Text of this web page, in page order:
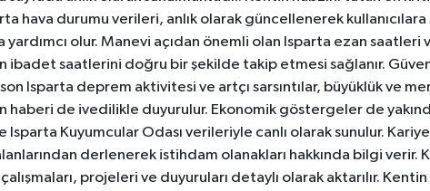
hava durumu verileri, anlık olarak güncellenerek
olur. Manevi açıdan önemli olan Isparta ezan
ibadet saatlerini doğru bir şekilde takip etmesi sağlanır.
Isparta deprem aktivitesi ve artçı sarsıntılar, büyüklük ve
de ivedilikle duyurulur. Ekonomik göstergeler de
Isparta Kuyumcular Odası verileriyle canlı olarak sunulur.
derlenerek istihdam olanakları hakkında bilgi verir.
projeleri ve duyuruları detaylı olarak aktarılır.